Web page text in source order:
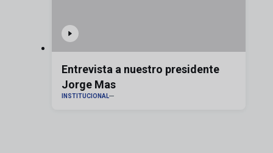
Entrevista a nuestro presidente
Jorge Mas
INSTITUCIONAL